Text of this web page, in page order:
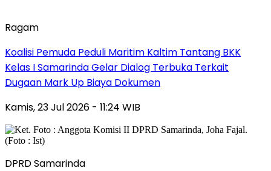
Ragam
Koalisi Pemuda Peduli Maritim Kaltim Tantang BKK
Kelas I Samarinda Gelar Dialog Terbuka Terkait
Dugaan Mark Up Biaya Dokumen
Kamis, 23 Jul 2026 - 11:24 WIB
DPRD Samarinda